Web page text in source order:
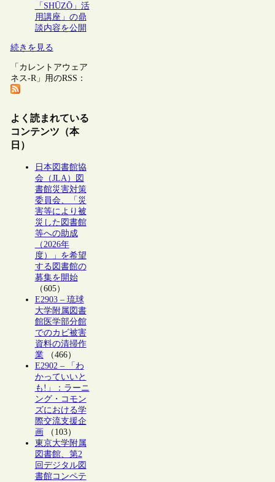
「SHŪZŌ」活
用講座」の鼎
談内容を公開
続きを見る
「カレントアウェア
ネス-R」用のRSS：
よく読まれている
コンテンツ（本
日）
日本図書館協
会（JLA）図
書館災害対策
委員会、「災
害等により被
災した図書館
等への助成
（2026年
度）」を希望
する図書館の
募集を開始
（605）
E2903 – 琉球
大学附属図書
館医学部分館
でのカビ被害
資料の清掃作
業（466）
E2902 – 「わ
かっていいと
も!」：ラーニ
ング・コモン
ズにおける学
際交流支援企
画 （103）
東京大学附属
図書館、第2
回デジタル図
書館コンペテ